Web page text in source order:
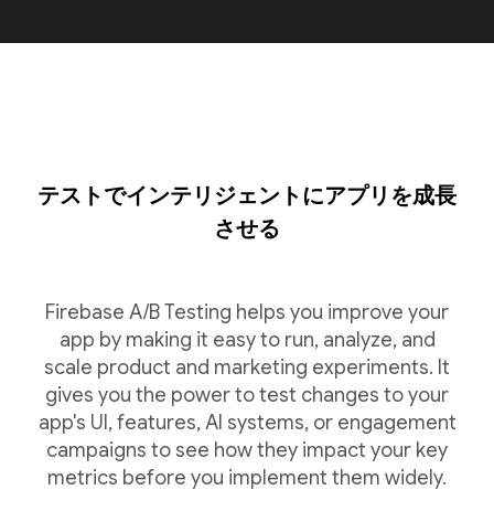
テストでインテリジェントにアプリを成長
させる
Firebase A/B Testing helps you improve your
app by making it easy to run, analyze, and
scale product and marketing experiments. It
gives you the power to test changes to your
app's UI, features, AI systems, or engagement
campaigns to see how they impact your key
metrics before you implement them widely.